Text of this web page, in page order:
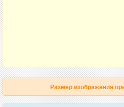
Размер изображения